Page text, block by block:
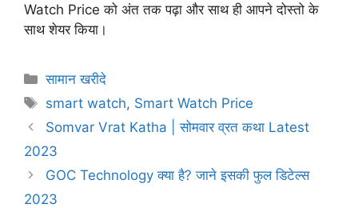
Watch Price को अंत तक पढ़ा और साथ ही आपने दोस्तो के
साथ शेयर किया।
Categories
सामान खरीदे
Tags
smart watch, Smart Watch Price
Somvar Vrat Katha | सोमवार व्रत कथा Latest
2023
GOC Technology क्या है? जाने इसकी फुल डिटेल्स
2023